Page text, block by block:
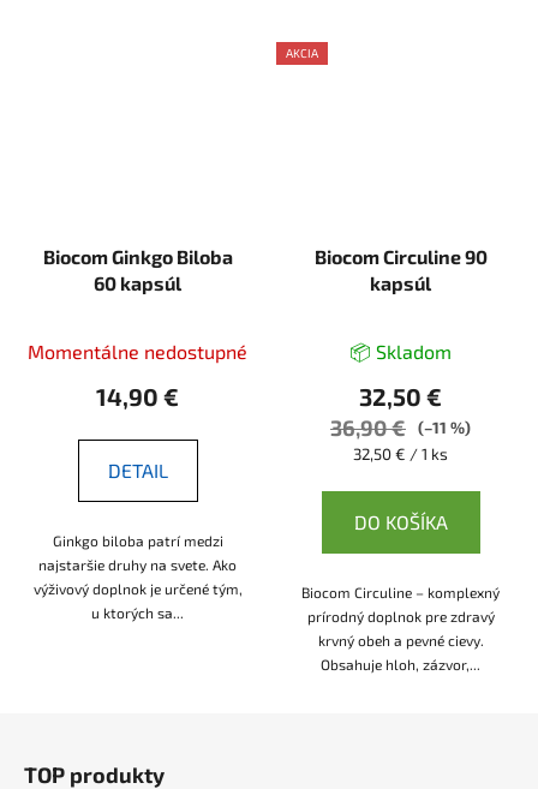
Biocom Ginkgo Biloba
60 kapsúl
Momentálne nedostupné
14,90 €
DETAIL
Ginkgo biloba patrí medzi
najstaršie druhy na svete. Ako
výživový doplnok je určené tým,
u ktorých sa...
AKCIA
Biocom Circuline 90
kapsúl
📦 Skladom
32,50 €
36,90 €
(–11 %)
Jednotková
32,50 € / 1 ks
DO KOŠÍKA
Biocom Circuline – komplexný
prírodný doplnok pre zdravý
krvný obeh a pevné cievy.
Obsahuje hloh, zázvor,...
TOP produkty